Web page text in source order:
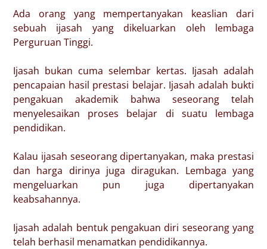
Ada orang yang mempertanyakan keaslian dari
sebuah ijasah yang dikeluarkan oleh lembaga
Perguruan Tinggi.
Ijasah bukan cuma selembar kertas. Ijasah adalah
pencapaian hasil prestasi belajar. Ijasah adalah bukti
pengakuan akademik bahwa seseorang telah
menyelesaikan proses belajar di suatu lembaga
pendidikan.
Kalau ijasah seseorang dipertanyakan, maka prestasi
dan harga dirinya juga diragukan. Lembaga yang
mengeluarkan pun juga dipertanyakan
keabsahannya.
Ijasah adalah bentuk pengakuan diri seseorang yang
telah berhasil menamatkan pendidikannya.